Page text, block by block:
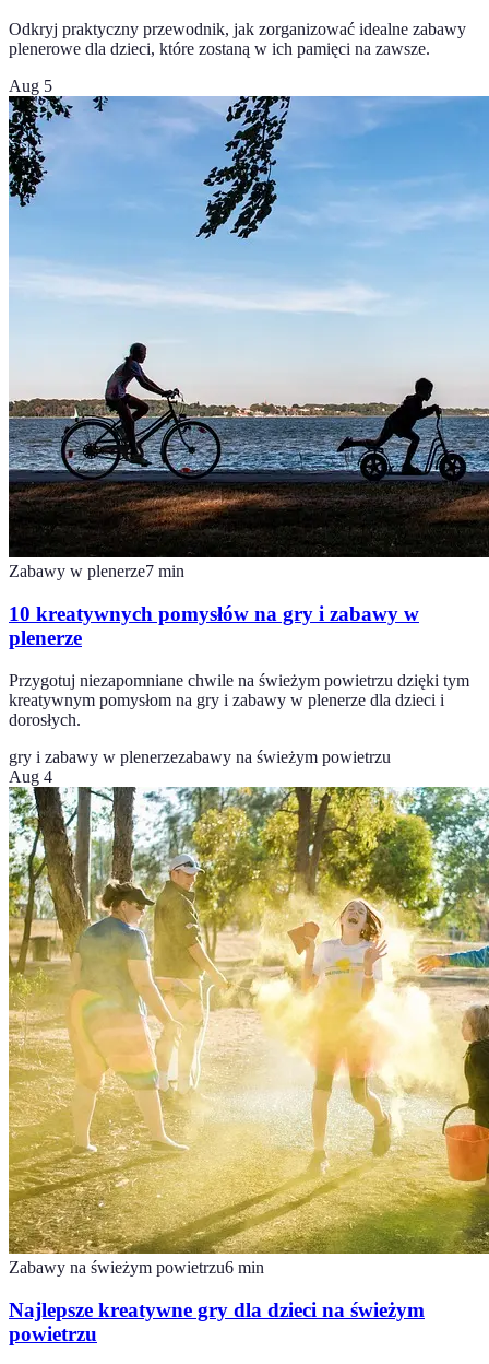
Odkryj praktyczny przewodnik, jak zorganizować idealne zabawy
plenerowe dla dzieci, które zostaną w ich pamięci na zawsze.
Aug 5
Zabawy w plenerze7 min
10 kreatywnych pomysłów na gry i zabawy w
plenerze
Przygotuj niezapomniane chwile na świeżym powietrzu dzięki tym
kreatywnym pomysłom na gry i zabawy w plenerze dla dzieci i
dorosłych.
gry i zabawy w plenerzezabawy na świeżym powietrzu
Aug 4
Zabawy na świeżym powietrzu6 min
Najlepsze kreatywne gry dla dzieci na świeżym
powietrzu